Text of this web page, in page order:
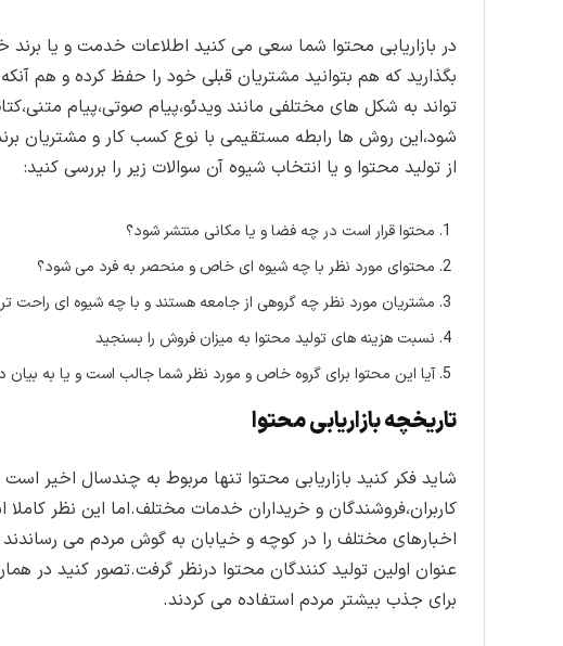
در بازاریابی محتوا شما سعی می کنید اطلاعات خدمت و یا
بگذارید که هم بتوانید مشتریان قبلی خود را حفظ کرده و هم
تواند به شکل های مختلفی مانند ویدئو،پیام صوتی،پیام
شود،این روش ها رابطه مستقیمی با نوع کسب کار و مشتریان برند
از تولید محتوا و یا انتخاب شیوه آن سوالات زیر را بررسی کنید:
محتوا قرار است در چه فضا و یا مکانی منتشر شود؟
محتوای مورد نظر با چه شیوه ای خاص و منحصر به فرد می شود؟
مشتریان مورد نظر چه گروهی از جامعه هستند و با چه شیوه ای راحت تر
نسبت هزینه های تولید محتوا به میزان فروش را بسنجید
آیا این محتوا برای گروه خاص و مورد نظر شما جالب است و یا به بیان
تاریخچه بازاریابی محتوا
شاید فکر کنید بازاریابی محتوا تنها مربوط به چندسال اخیر
کاربران،فروشندگان و خریداران خدمات مختلف.اما این نظر
اخبارهای مختلف را در کوچه و خیابان به گوش مردم می رساندند
عنوان اولین تولید کنندگان محتوا درنظر گرفت.تصور کنید در
برای جذب بیشتر مردم استفاده می کردند.